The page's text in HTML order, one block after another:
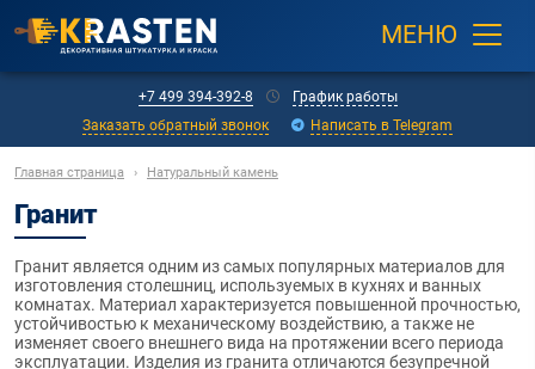
+7 499 394-392-8
График работы
Заказать обратный звонок
Написать в Telegram
МЕНЮ
Главная страница › Натуральный камень
Гранит
Гранит является одним из самых популярных материалов для
изготовления столешниц, используемых в кухнях и ванных
комнатах. Материал характеризуется повышенной прочностью,
устойчивостью к механическому воздействию, а также не
изменяет своего внешнего вида на протяжении всего периода
эксплуатации. Изделия из гранита отличаются безупречной